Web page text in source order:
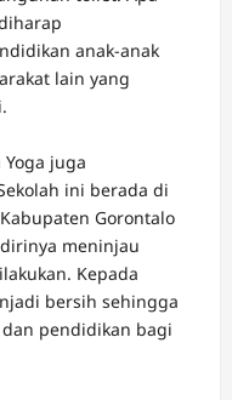
anak-anak
lain yang
juga
ini berada di
Gorontalo
meninjau
Kepada
bersih sehingga
pendidikan bagi